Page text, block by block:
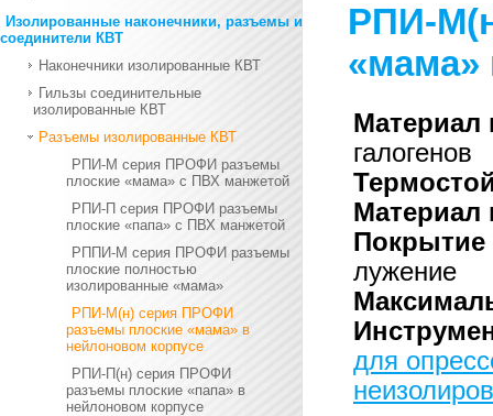
Изолированные наконечники, разъемы и
соединители КВТ
Наконечники изолированные КВТ
Гильзы соединительные
изолированные КВТ
Разъемы изолированные КВТ
РПИ-М серия ПРОФИ разъемы
плоские «мама» с ПВХ манжетой
РПИ-П серия ПРОФИ разъемы
плоские «папа» с ПВХ манжетой
РППИ-М серия ПРОФИ разъемы
плоские полностью
изолированные «мама»
РПИ-М(н) серия ПРОФИ
разъемы плоские «мама» в
нейлоновом корпусе
РПИ-П(н) серия ПРОФИ
разъемы плоские «папа» в
нейлоновом корпусе
РПИ-
«мама»
Материал
галогенов
Материал
Покрытие
лужение
для